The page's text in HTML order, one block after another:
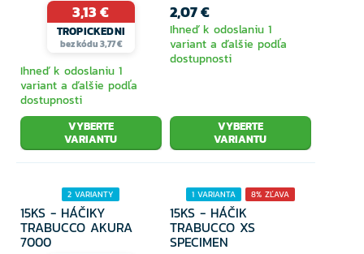
Krmítka
Náväzcový materiál
Vlasce a spletané šnúry
Plaváky, bójky a indikátory
3,13 €
TROPICKEDNI
bez kódu 3,77 €
Ihneď k odoslaniu 1
variant a ďalšie podľa
dostupnosti
VYBERTE
VARIANTU
2,07 €
Ihneď k odoslaniu 1
variant a ďalšie podľa
dostupnosti
VYBERTE
VARIANTU
2 VARIANTY
15KS - HÁČIKY
TRABUCCO AKURA
7000
1 VARIANTA 8% ZĽAVA
15KS - HÁČIK
TRABUCCO XS
SPECIMEN